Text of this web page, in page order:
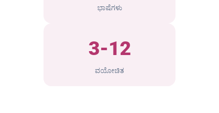
ಭಾಷೆಗಳು
3-12
ವಯೋಚಿತ